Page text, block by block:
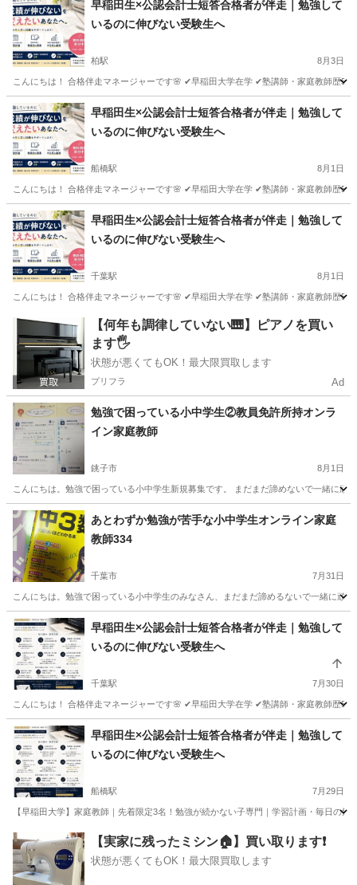
早稲田生×公認会計士短答合格者が伴走｜勉強して
いるのに伸びない受験生へ
柏駅 8月3日
こんにちは！ 合格伴走マネージャーです🌸 ✔早稲田大学在学 ✔塾講師・家庭教師歴5
千葉 柏市 柏駅 家庭教師 プロフィール
早稲田生×公認会計士短答合格者が伴走｜勉強して
いるのに伸びない受験生へ
船橋駅 8月1日
こんにちは！ 合格伴走マネージャーです🌸 ✔早稲田大学在学 ✔塾講師・家庭教師歴5
千葉 船橋市 船橋駅 家庭教師 プロフィール
早稲田生×公認会計士短答合格者が伴走｜勉強して
いるのに伸びない受験生へ
千葉駅 8月1日
こんにちは！ 合格伴走マネージャーです🌸 ✔早稲田大学在学 ✔塾講師・家庭教師歴5
千葉 千葉市 千葉駅 家庭教師 プロフィール
【何年も調律していない🎹】ピアノを買い
ます🖐️
状態が悪くてもOK！最大限買取します
プリフラ Ad
勉強で困っている小中学生②教員免許所持オンラ
イン家庭教師
銚子市 8月1日
こんにちは。勉強で困っている小中学生新規募集です。 まだまだ諦めないで一緒に
千葉 銚子市 家庭教師 算数
あとわずか勉強が苦手な小中学生オンライン家庭
教師334
千葉市 7月31日
こんにちは。勉強で困っている小中学生のみなさん、まだまだ諦めるないで一緒に
千葉 千葉市 家庭教師 算数
早稲田生×公認会計士短答合格者が伴走｜勉強して
いるのに伸びない受験生へ
千葉駅 7月30日
こんにちは！ 合格伴走マネージャーです🌸 ✔早稲田大学在学 ✔塾講師・家庭教師歴5
千葉 千葉市 千葉駅 家庭教師 プロフィール
早稲田生×公認会計士短答合格者が伴走｜勉強して
いるのに伸びない受験生へ
船橋駅 7月29日
【早稲田大学】家庭教師｜先着限定3名！勉強が続かない子専門｜学習計画・毎日
船橋市 船橋駅 家庭教師 プロフィール
【実家に残ったミシン🏠】買い取ります❗️
状態が悪くてもOK！最大限買取します